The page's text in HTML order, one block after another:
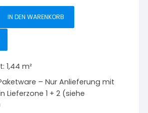
IN DEN WARENKORB
1,44m²
– Nur Anlieferung mit
Lieferzone 1 + 2 (siehe